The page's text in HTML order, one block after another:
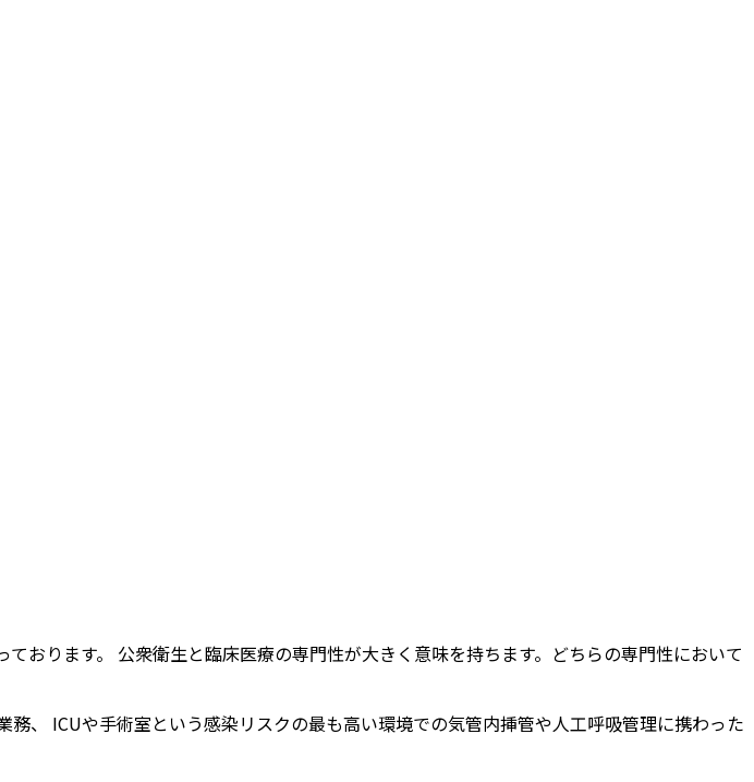
おります。 公衆衛生と臨床医療の専門性が大きく意味を持ちます。どちらの専門性において
、 ICUや手術室という感染リスクの最も高い環境での気管内挿管や人工呼吸管理に携わった